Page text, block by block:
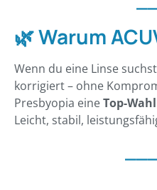
🌿 Warum
Wenn du eine Linse
korrigiert – ohne
Presbyopia eineTop-
Leicht, stabil,